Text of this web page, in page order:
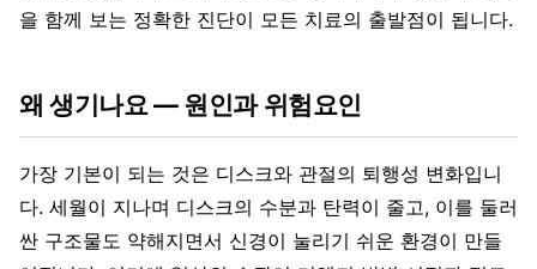
을 함께 보는 정확한 진단이 모든 치료의 출발점이 됩니다.
왜 생기나요 — 원인과 위험요인
가장 기본이 되는 것은 디스크와 관절의 퇴행성 변화입니
다. 세월이 지나며 디스크의 수분과 탄력이 줄고, 이를 둘러
싼 구조물도 약해지면서 신경이 눌리기 쉬운 환경이 만들